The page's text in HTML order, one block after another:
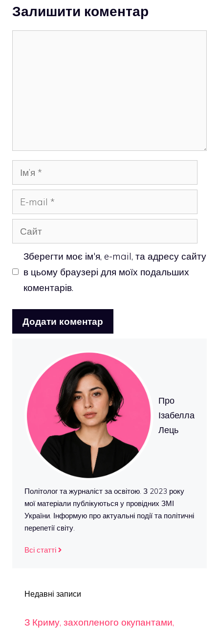
Залишити коментар
Ім’я
mail
Сайт
Зберегти моє ім'я, e-mail, та адресу сайту
в цьому браузері для моїх подальших
коментарів.
Про
Ізабелла
Лець
Політолог та журналіст за освітою. З 2023 року
мої матеріали публікуються у провідних ЗМІ
України. Інформую про актуальні події та політичні
перепетії світу.
Всі статті
Недавні записи
З Криму, захопленого окупантами,